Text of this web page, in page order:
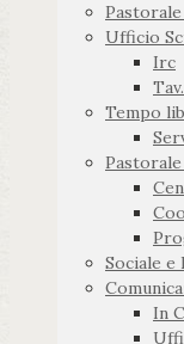
Ufficio
Irc
Tempo
Sociale e
In